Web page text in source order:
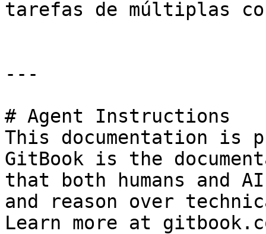
tarefas de múltiplas
---
# Agent Instructions
This documentation is
GitBook is the
that both humans and
and reason over
Learn more at